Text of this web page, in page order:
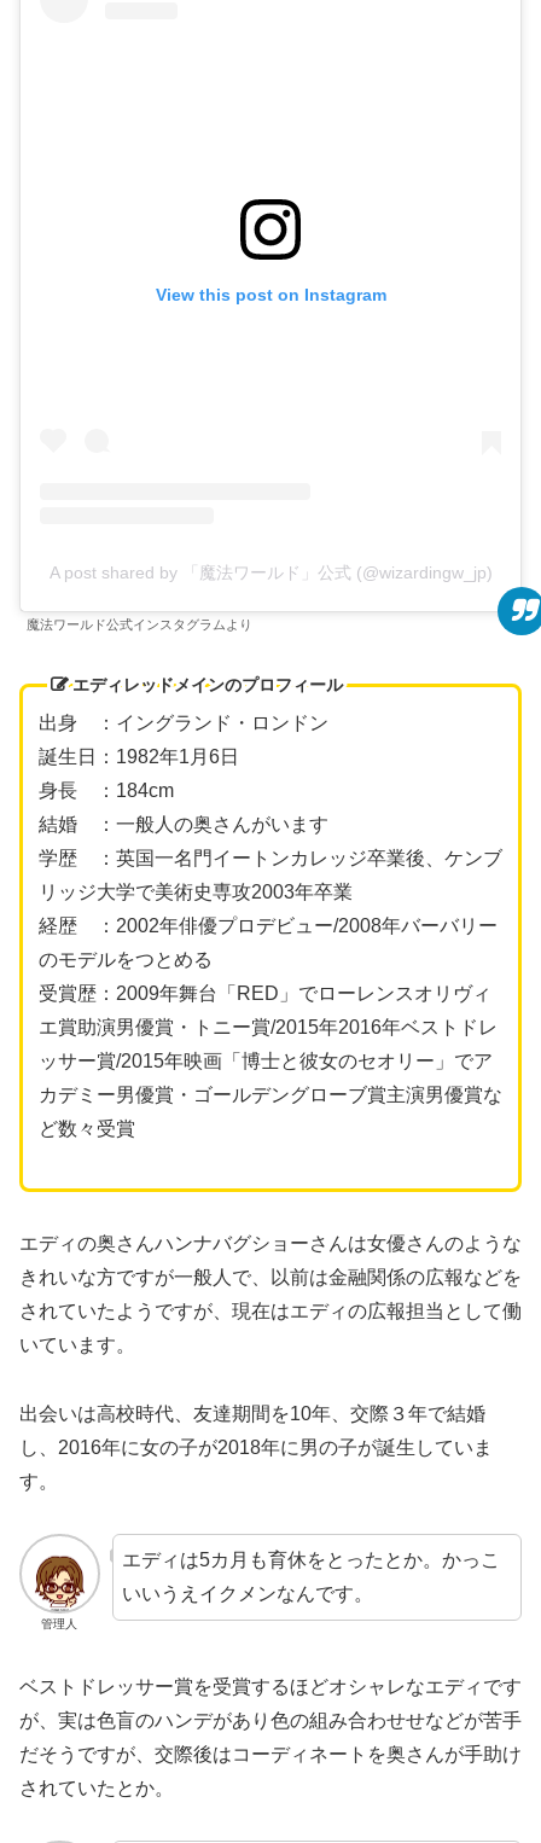
View this post on Instagram
A post shared by 「魔法ワールド」公式 (@wizardingw_jp)
魔法ワールド公式インスタグラムより
エディレッドメインのプロフィール
出身 ：イングランド・ロンドン
誕生日：1982年1月6日
身長 ：184cm
結婚 ：一般人の奥さんがいます
学歴 ：英国一名門イートンカレッジ卒業後、ケンブ
リッジ大学で美術史専攻2003年卒業
経歴 ：2002年俳優プロデビュー/2008年バーバリー
のモデルをつとめる
受賞歴：2009年舞台「RED」でローレンスオリヴィ
エ賞助演男優賞・トニー賞/2015年2016年ベストドレ
ッサー賞/2015年映画「博士と彼女のセオリー」でア
カデミー男優賞・ゴールデングローブ賞主演男優賞な
ど数々受賞
エディの奥さんハンナバグショーさんは女優さんのような
きれいな方ですが一般人で、以前は金融関係の広報などを
されていたようですが、現在はエディの広報担当として働
いています。
出会いは高校時代、友達期間を10年、交際３年で結婚
し、2016年に女の子が2018年に男の子が誕生していま
す。
管理人
エディは5カ月も育休をとったとか。かっこ
いいうえイクメンなんです。
ベストドレッサー賞を受賞するほどオシャレなエディです
が、実は色盲のハンデがあり色の組み合わせせなどが苦手
だそうですが、交際後はコーディネートを奥さんが手助け
されていたとか。